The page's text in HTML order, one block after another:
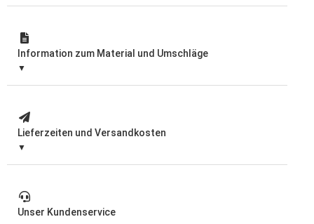
Information zum Material und Umschläge
Lieferzeiten und Versandkosten
Unser Kundenservice